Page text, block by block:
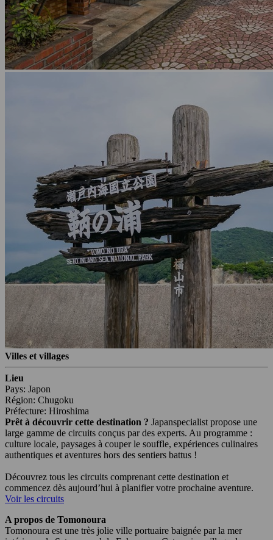
Villes et villages
Lieu
Pays: Japon
Région: Chugoku
Préfecture: Hiroshima
Prêt à découvrir cette destination ? Japanspecialist propose une
large gamme de circuits conçus par des experts. Au programme :
culture locale, paysages à couper le souffle, expériences culinaires
authentiques et aventures hors des sentiers battus !
Découvrez tous les circuits comprenant cette destination et
commencez dès aujourd’hui à planifier votre prochaine aventure.
Voir les circuits
A propos de Tomonoura
Tomonoura est une très jolie ville portuaire baignée par la mer